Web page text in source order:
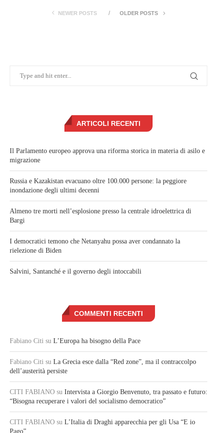
NEWER POSTS OLDER POSTS
ARTICOLI RECENTI
Il Parlamento europeo approva una riforma storica in materia di asilo e
migrazione
Russia e Kazakistan evacuano oltre 100.000 persone: la peggiore
inondazione degli ultimi decenni
Almeno tre morti nell’esplosione presso la centrale idroelettrica di
Bargi
I democratici temono che Netanyahu possa aver condannato la
rielezione di Biden
Salvini, Santanché e il governo degli intoccabili
COMMENTI RECENTI
Fabiano Citi su L’Europa ha bisogno della Pace
Fabiano Citi su La Grecia esce dalla “Red zone”, ma il contraccolpo
dell’austerità persiste
CITI FABIANO su Intervista a Giorgio Benvenuto, tra passato e futuro:
“Bisogna recuperare i valori del socialismo democratico”
CITI FABIANO su L’Italia di Draghi apparecchia per gli Usa “E io
Pago”